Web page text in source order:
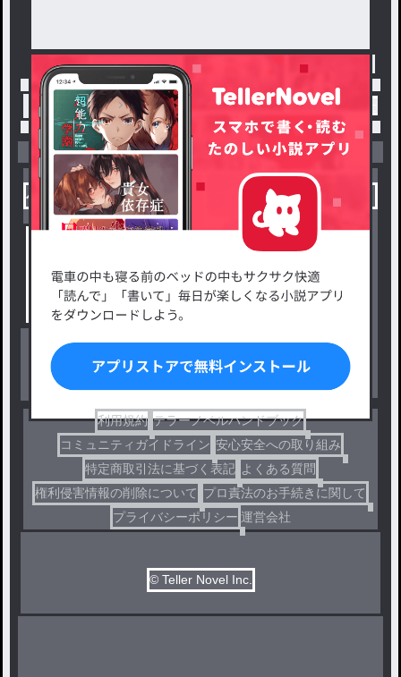
トップ 「ばたっちゅ」最新作：異世界召喚されたの
小説を探す
小説コンテスト応募・公募
出版・メディアミックス作品
ジャンルから探す
恋愛・ロマンス
ファンタジー・異世界・SF
ドラマ
利用規約 テラーノベルハンドブック
コミュニティガイドライン 安心安全への取り組み
特定商取引法に基づく表記 よくある質問
権利侵害情報の削除について プロ責法のお手続きに関して
プライバシーポリシー 運営会社
© Teller Novel Inc.